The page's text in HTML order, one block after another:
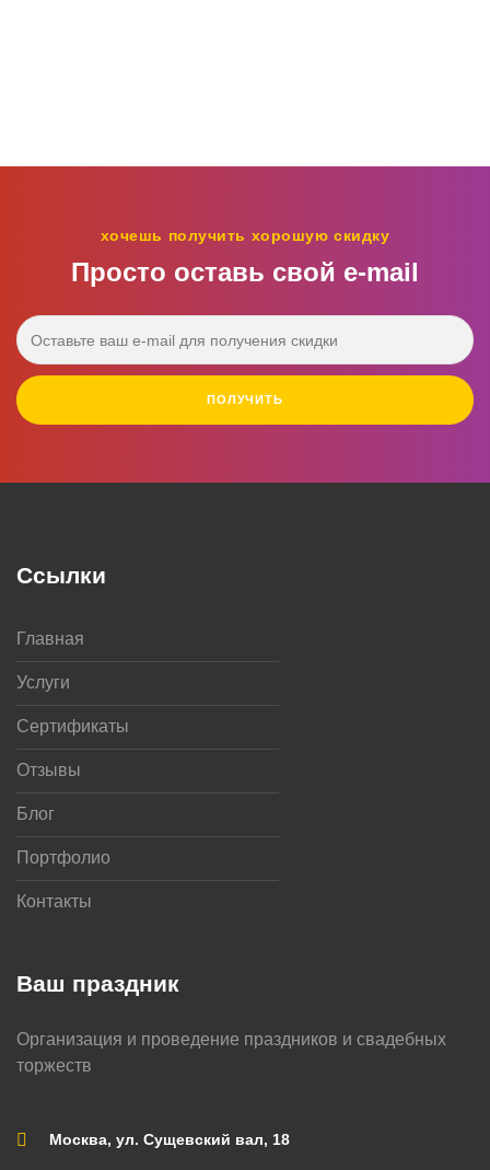
хочешь получить хорошую скидку
Просто оставь свой e‑mail
ПОЛУЧИТЬ
Ваш праздник
Организация и проведение праздников и свадебных
торжеств
Москва, ул. Сущевский вал, 18
Ссылки
Главная
Услуги
Сертификаты
Отзывы
Блог
Портфолио
Контакты